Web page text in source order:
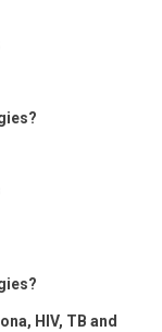
HIV, TB and